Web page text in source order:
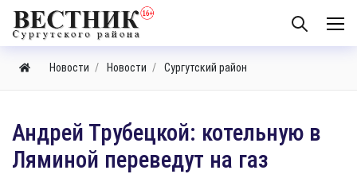
Новости Новости Сургутский район
Андрей Трубецкой: котельную в
Ляминой переведут на газ